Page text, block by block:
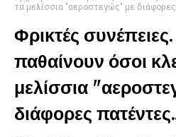
τα μελίσσια "αεροστεγώς" με
Φρικτές συνέπειες.
παθαίνουν όσοι
μελίσσια
διάφορες